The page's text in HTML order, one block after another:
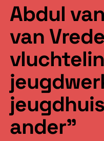
Abdul
van
ander”